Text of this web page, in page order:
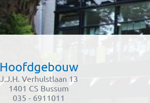
Hoofdgebouw
J.J.H. Verhulstlaan 13
1401 CS Bussum
035 - 6911011